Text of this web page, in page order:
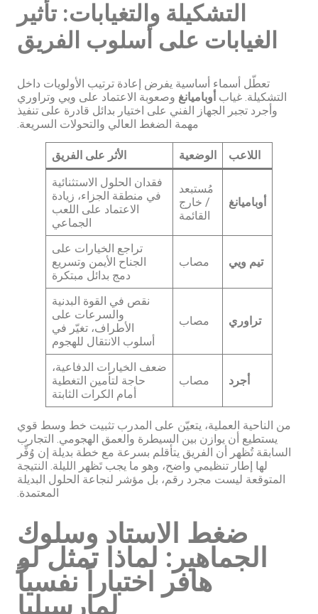
التشكيلة والتغيابات: تأثير
الغيابات على أسلوب الفريق
تعطّل أسماء أساسية يفرض إعادة ترتيب الأولويات داخل
التشكيلة. غياب أوباميانغ وصعوبة الاعتماد على ويي وتراوري
وأجرد تجبر الجهاز الفني على اختيار بدائل قادرة على تنفيذ
مهمة الضغط العالي والتحولات السريعة.
اللاعب الوضعية الأثر على الفريق
أوباميانغ
مُستبعد
/ خارج
القائمة
فقدان الحلول الاستثنائية
في منطقة الجزاء، زيادة
الاعتماد على اللعب
الجماعي
تيم ويي مصاب
تراجع الخيارات على
الجناح الأيمن وتسريع
دمج بدائل مبتكرة
تراوري مصاب
نقص في القوة البدنية
والسرعات على
الأطراف، تغيّر في
أسلوب الانتقال للهجوم
أجرد مصاب
ضعف الخيارات الدفاعية،
حاجة لتأمين التغطية
أمام الكرات الثابتة
من الناحية العملية، يتعيّن على المدرب تثبيت خط وسط قوي
يستطيع أن يوازن بين السيطرة والعمق الهجومي. التجارب
السابقة تُظهر أن الفريق يتأقلم بسرعة مع خطة بديلة إن وُفِّر
لها إطار تنظيمي واضح، وهو ما يجب تَظهر الليلة. النتيجة
المتوقعة ليست مجرد رقم، بل مؤشر لنجاعة الحلول البديلة
المعتمدة.
ضغط الاستاد وسلوك
الجماهير: لماذا تمثل لو
هافر اختباراً نفسياً
لمارسيليا